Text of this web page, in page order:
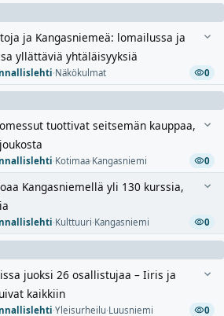
ja Kangasniemeä: lomailussa ja
yllättäviä yhtäläisyyksiä
·Näkökulmat 0
tuottivat seitsemän kauppaa,
·Kotimaa·Kangasniemi 0
Kangasniemellä yli 130 kurssia,
·Kulttuuri·Kangasniemi 0
juoksi 26 osallistujaa – Iiris ja
kaikkiin
·Yleisurheilu·Luusniemi 0